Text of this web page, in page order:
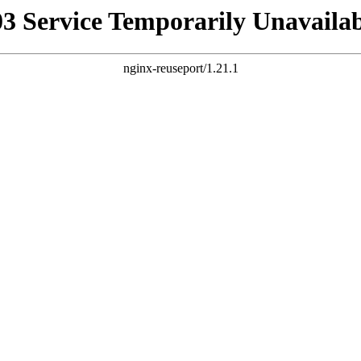
Service Temporarily
nginx-reuseport/1.21.1